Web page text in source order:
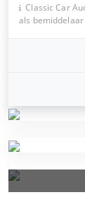
Classic Car
als